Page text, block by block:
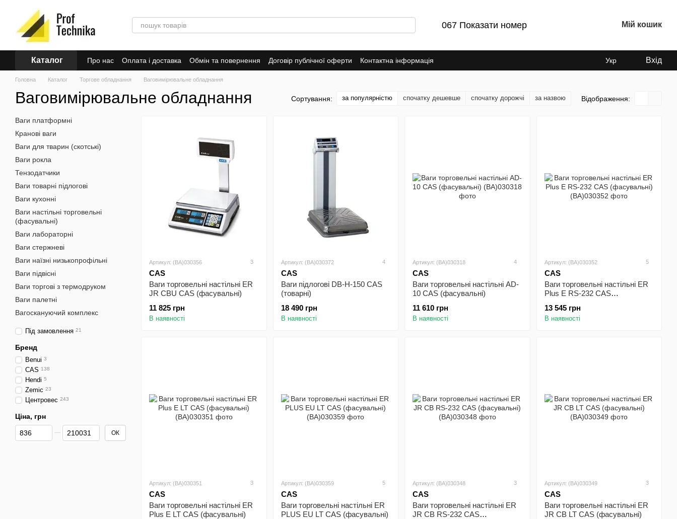
Перейти до основного контенту
067 Показати номер Мій кошик
Каталог Про нас Оплата і доставка Обмін та повернення Договір публічної оферти Контактна інформація Укр Вхід
Головна Каталог Торгове обладнання Ваговимірювальне обладнання
Ваговимірювальне обладнання Сортування: за популярністю спочатку дешевше спочатку дорожчі за назвою Відображення:
Артикул: (BA)030356 3
CAS
Ваги торговельні настільні ER
JR CBU CAS (фасувальні)
11 825 грн
В наявності
Артикул: (BA)030372 4
CAS
Ваги підлогові DB-H-150 CAS
(товарні)
18 490 грн
В наявності
Артикул: (BA)030318 4
CAS
Ваги торговельні настільні AD-
10 CAS (фасувальні)
11 610 грн
В наявності
Артикул: (BA)030352 5
CAS
Ваги торговельні настільні ER
Plus E RS-232 CAS
13 545 грн
В наявності
Артикул: (BA)030351 3
CAS
Ваги торговельні настільні ER
Plus E LT CAS (фасувальні)
Артикул: (BA)030359 5
CAS
Ваги торговельні настільні ER
PLUS EU LT CAS (фасувальні)
Артикул: (BA)030348 3
CAS
Ваги торговельні настільні ER
JR CB RS-232 CAS
Артикул: (BA)030349 3
CAS
Ваги торговельні настільні ER
JR CB LT CAS (фасувальні)
Ваги платформні
Кранові ваги
Ваги для тварин (скотські)
Ваги рокла
Тензодатчики
Ваги товарні підлогові
Ваги кухонні
Ваги настільні торговельні
(фасувальні)
Ваги лабораторні
Ваги стержневі
Ваги наїзні низькопрофільні
Ваги підвісні
Ваги торгові з термодруком
Ваги палетні
Вагоскануючий комплекс
Під замовлення 21
Бренд
Benui 3
CAS 138
Hendi 5
Zemic 23
Центровес 243
Ціна, грн
Від Ціна, грн
До Ціна, грн ОК